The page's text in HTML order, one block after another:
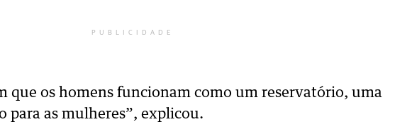
PUBLICIDADE
que os homens funcionam como um reservatório, uma
para as mulheres”, explicou.